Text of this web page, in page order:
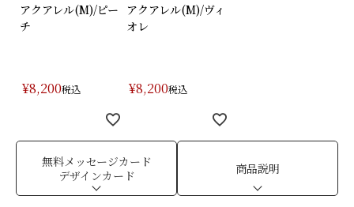
アクアレル(M)/ピー
チ
¥8,200税込
アクアレル(M)/ヴィ
オレ
¥8,200税込
無料メッセージカード
デザインカード
商品説明